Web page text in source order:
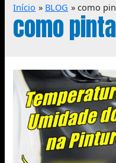
Início BLOG como
como